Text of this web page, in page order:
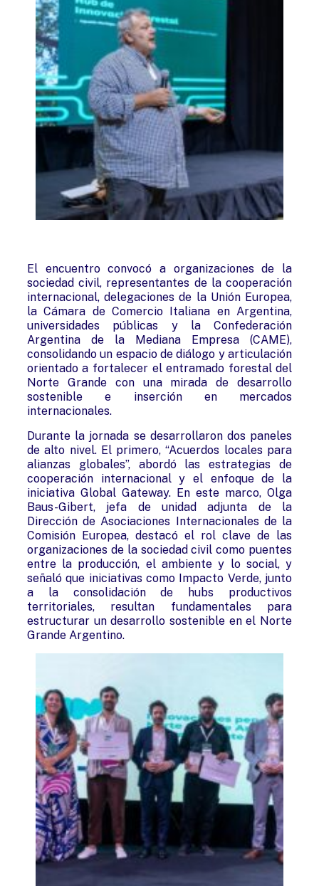
El encuentro convocó a organizaciones de la
sociedad civil, representantes de la cooperación
internacional, delegaciones de la Unión Europea,
la Cámara de Comercio Italiana en Argentina,
universidades públicas y la Confederación
Argentina de la Mediana Empresa (CAME),
consolidando un espacio de diálogo y articulación
orientado a fortalecer el entramado forestal del
Norte Grande con una mirada de desarrollo
sostenible e inserción en mercados
internacionales.
Durante la jornada se desarrollaron dos paneles
de alto nivel. El primero, “Acuerdos locales para
alianzas globales”, abordó las estrategias de
cooperación internacional y el enfoque de la
iniciativa Global Gateway. En este marco, Olga
Baus-Gibert, jefa de unidad adjunta de la
Dirección de Asociaciones Internacionales de la
Comisión Europea, destacó el rol clave de las
organizaciones de la sociedad civil como puentes
entre la producción, el ambiente y lo social, y
señaló que iniciativas como Impacto Verde, junto
a la consolidación de hubs productivos
territoriales, resultan fundamentales para
estructurar un desarrollo sostenible en el Norte
Grande Argentino.